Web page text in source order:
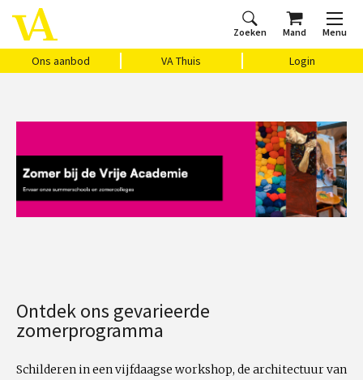
Zoeken Mand Menu
Ons aanbod VA Thuis Login
Home
Ontdek ons gevarieerde
zomerprogramma
Schilderen in een vijfdaagse workshop, de architectuur van